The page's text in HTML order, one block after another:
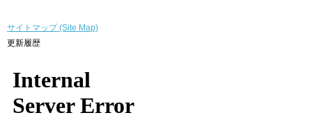
サイトマップ (Site Map)
更新履歴